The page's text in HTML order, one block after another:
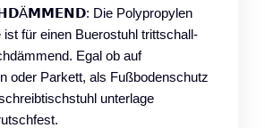
Die Polypropylen
für einen Buerostuhl trittschall-
Egal ob auf
oder Parkett, als Fußbodenschutz
unterlage